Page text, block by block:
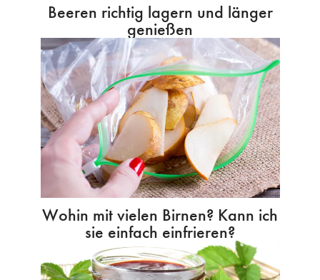
Beeren richtig lagern und länger
genießen
Wohin mit vielen Birnen? Kann ich
sie einfach einfrieren?